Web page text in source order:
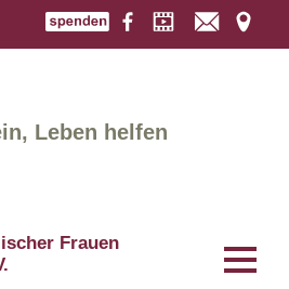
Frauen
Leben helfen